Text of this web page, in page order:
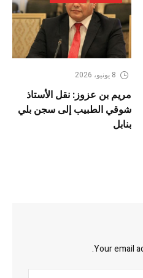
8 يونيو، 2026
مريم بن عزوز: نقل الأستاذ
شوقي الطبيب إلى سجن بلي
بنابل
Your email